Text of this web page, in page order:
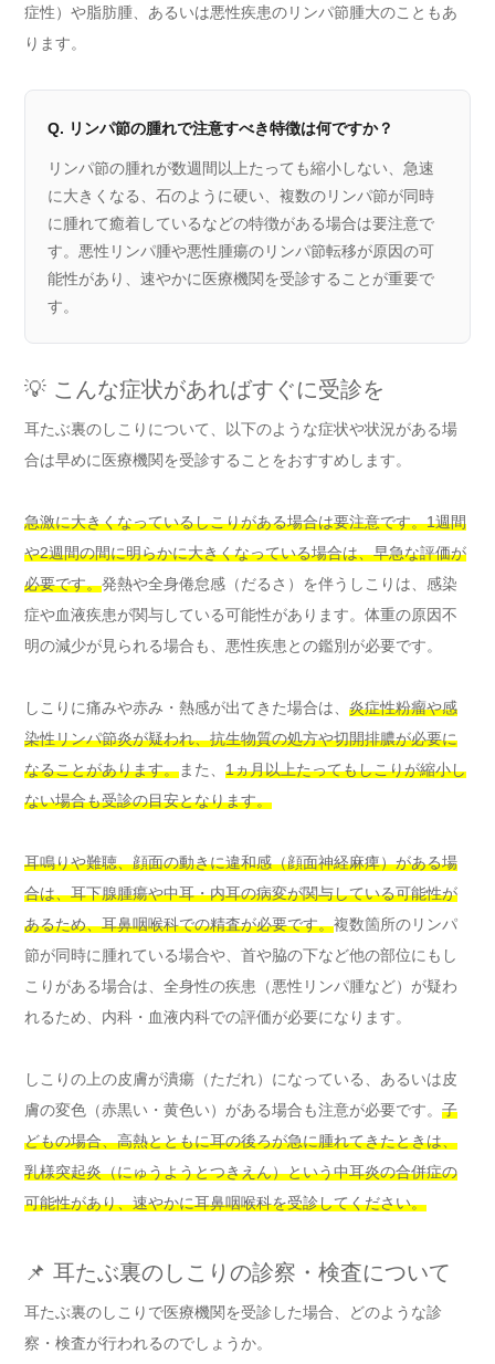
症性）や脂肪腫、あるいは悪性疾患のリンパ節腫大のこともあ
ります。
Q. リンパ節の腫れで注意すべき特徴は何ですか？
リンパ節の腫れが数週間以上たっても縮小しない、急速
に大きくなる、石のように硬い、複数のリンパ節が同時
に腫れて癒着しているなどの特徴がある場合は要注意で
す。悪性リンパ腫や悪性腫瘍のリンパ節転移が原因の可
能性があり、速やかに医療機関を受診することが重要で
す。
💡 こんな症状があればすぐに受診を
耳たぶ裏のしこりについて、以下のような症状や状況がある場
合は早めに医療機関を受診することをおすすめします。
急激に大きくなっているしこりがある場合は要注意です。1週間
や2週間の間に明らかに大きくなっている場合は、早急な評価が
必要です。発熱や全身倦怠感（だるさ）を伴うしこりは、感染
症や血液疾患が関与している可能性があります。体重の原因不
明の減少が見られる場合も、悪性疾患との鑑別が必要です。
しこりに痛みや赤み・熱感が出てきた場合は、 炎症性粉瘤や感
染性リンパ節炎が疑われ、抗生物質の処方や切開排膿が必要に
なることがあります。また、 1ヵ月以上たってもしこりが縮小し
ない場合も受診の目安となります。
耳鳴りや難聴、顔面の動きに違和感（顔面神経麻痺）がある場
合は、耳下腺腫瘍や中耳・内耳の病変が関与している可能性が
あるため、耳鼻咽喉科での精査が必要です。複数箇所のリンパ
節が同時に腫れている場合や、首や脇の下など他の部位にもし
こりがある場合は、全身性の疾患（悪性リンパ腫など）が疑わ
れるため、内科・血液内科での評価が必要になります。
しこりの上の皮膚が潰瘍（ただれ）になっている、あるいは皮
膚の変色（赤黒い・黄色い）がある場合も注意が必要です。 子
どもの場合、高熱とともに耳の後ろが急に腫れてきたときは、
乳様突起炎（にゅうようとつきえん）という中耳炎の合併症の
可能性があり、速やかに耳鼻咽喉科を受診してください。
📌 耳たぶ裏のしこりの診察・検査について
耳たぶ裏のしこりで医療機関を受診した場合、どのような診
察・検査が行われるのでしょうか。